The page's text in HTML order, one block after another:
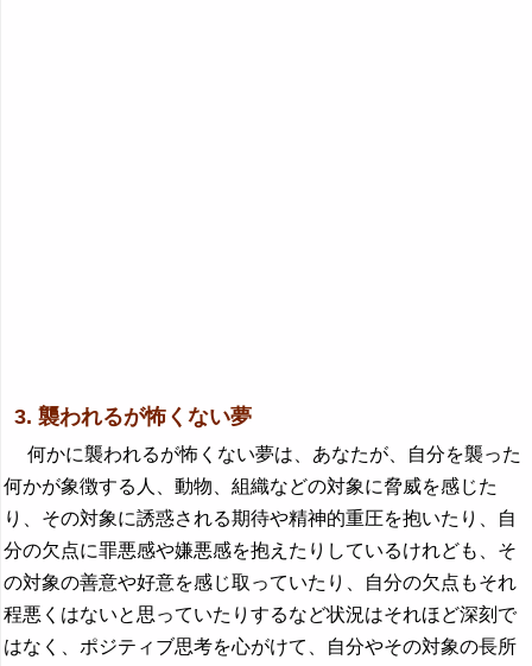
3. 襲われるが怖くない夢
何かに襲われるが怖くない夢は、あなたが、自分を襲った
何かが象徴する人、動物、組織などの対象に脅威を感じた
り、その対象に誘惑される期待や精神的重圧を抱いたり、自
分の欠点に罪悪感や嫌悪感を抱えたりしているけれども、そ
の対象の善意や好意を感じ取っていたり、自分の欠点もそれ
程悪くはないと思っていたりするなど状況はそれほど深刻で
はなく、ポジティブ思考を心がけて、自分やその対象の長所